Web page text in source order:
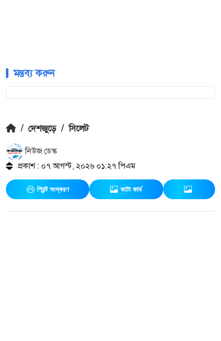
মন্তব্য করুন
/ দেশজুড়ে / সিলেট
নিউজ ডেস্ক
প্রকাশ : ০৭ আগস্ট, ২০২৬ ০১:২৭ পিএম
প্রিন্ট সংস্করণ ফটো কার্ড